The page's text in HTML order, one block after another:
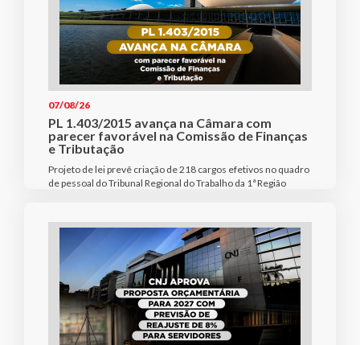
07/08/26
PL 1.403/2015 avança na Câmara com
parecer favorável na Comissão de Finanças
e Tributação
Projeto de lei prevê criação de 218 cargos efetivos no quadro
de pessoal do Tribunal Regional do Trabalho da 1ª Região